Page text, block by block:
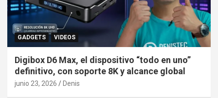
GADGETS VIDEOS
Digibox D6 Max, el dispositivo “todo en uno”
definitivo, con soporte 8K y alcance global
junio 23, 2026 Denis